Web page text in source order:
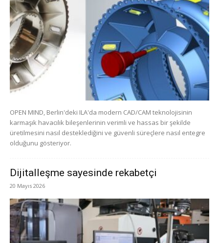
OPEN MIND, Berlin'deki ILA'da modern CAD/CAM teknolojisinin
karmaşık havacılık bileşenlerinin verimli ve hassas bir şekilde
üretilmesini nasıl desteklediğini ve güvenli süreçlere nasıl entegre
olduğunu gösteriyor.
Dijitalleşme sayesinde rekabetçi
20 Mayıs 2026